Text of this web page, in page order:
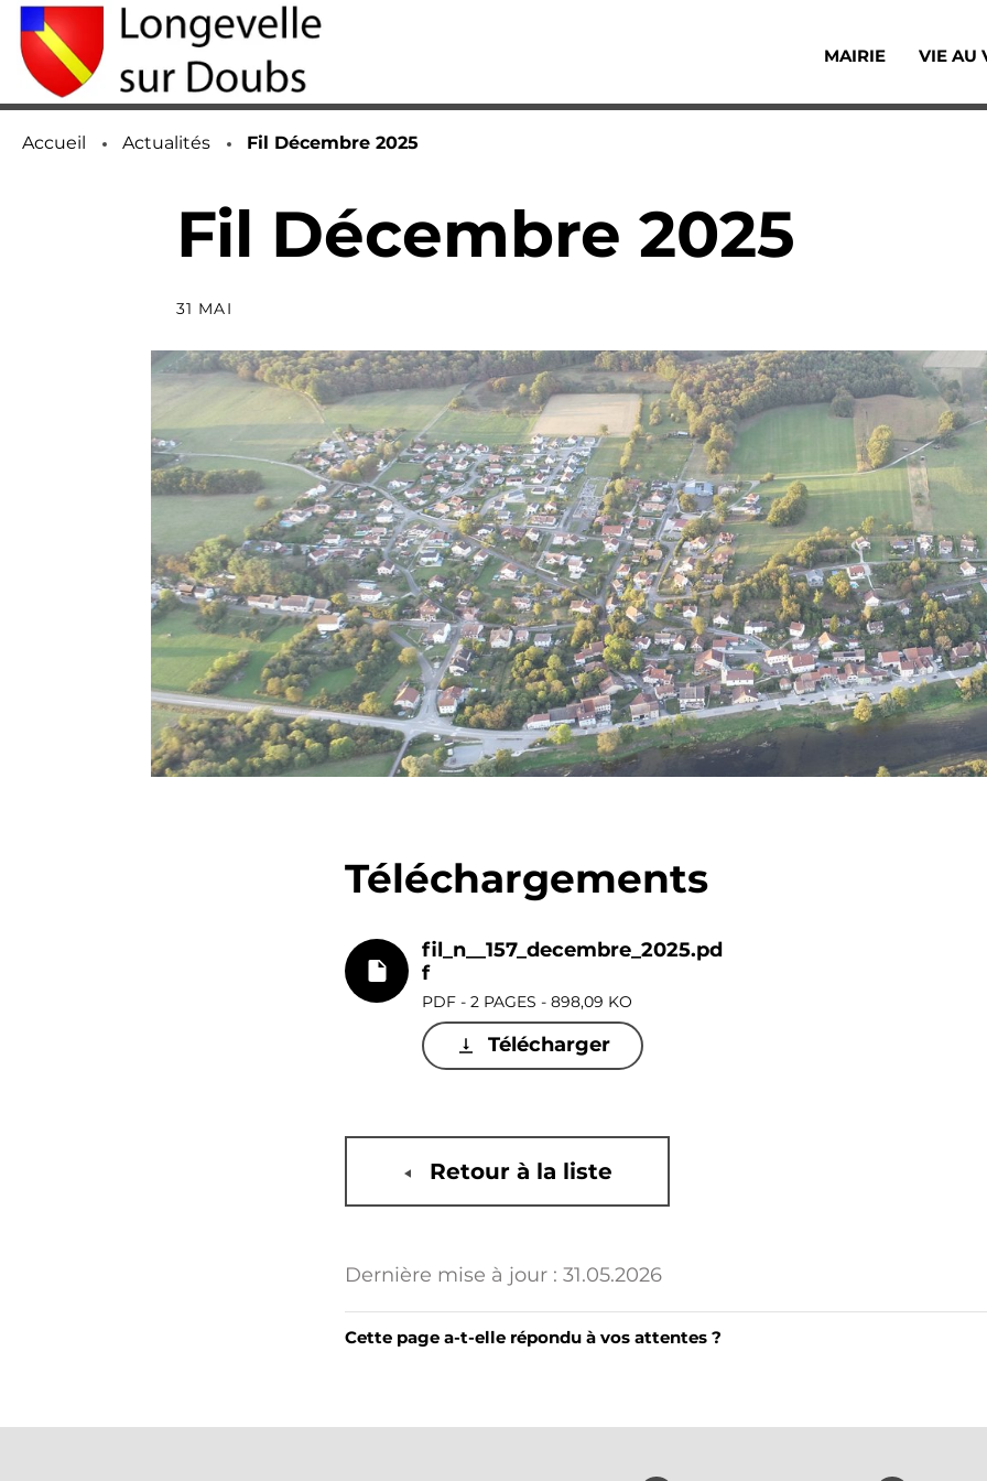
MAIRIEAccès au sous-
VIE AU
Accueil Actualités Page active :
Fil Décembre 2025
Fil Décembre 2025
31 MAI
Téléchargements
fil_n__157_decembre_2025.pd
f
PDF - 2 PAGES - 898,09 KO
Télécharger
Retour à la liste
Dernière mise à jour : 31.05.2026
Cette page a-t-elle répondu à vos attentes ?